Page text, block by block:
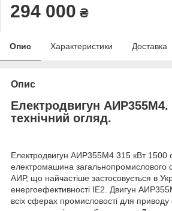
294 000 ₴
Опис Характеристики Доставка
Опис
Електродвигун АИР355М4.
технічний огляд.
Електродвигун АИР355М4 315 кВт 1500
електромашина загальнопромислового
АИР, що найчастіше застосовується в
енергоефективності IE2. Двигун
всіх сферах промисловості для приводу